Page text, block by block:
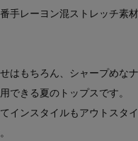
手レーヨン混ストレッチ素材
はもちろん、シャープめな
できる夏のトップスです。
インスタイルもアウトスタ